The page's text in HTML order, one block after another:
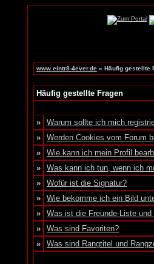
www.eintr8-4ever.de » Häufig gestellte
Häufig gestellte Fragen
»
Warum sollte ich mich
»
Werden Cookies vom Forum
»
Wie kann ich mein Profil
»
Was kann ich tun, wenn ich
»
Wofür ist die Signatur?
»
Wie bekomme ich ein Bild
»
Was ist die Freunde-Liste
»
Was sind Favoriten?
»
Was sind Rangtitel und